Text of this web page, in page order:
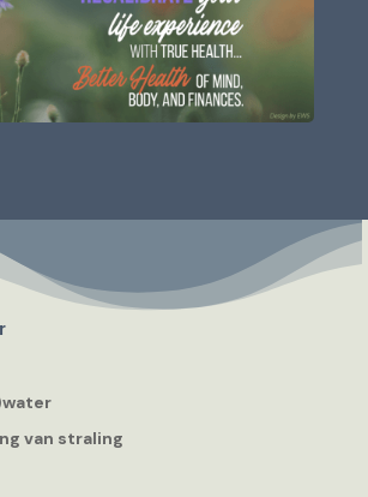
van straling